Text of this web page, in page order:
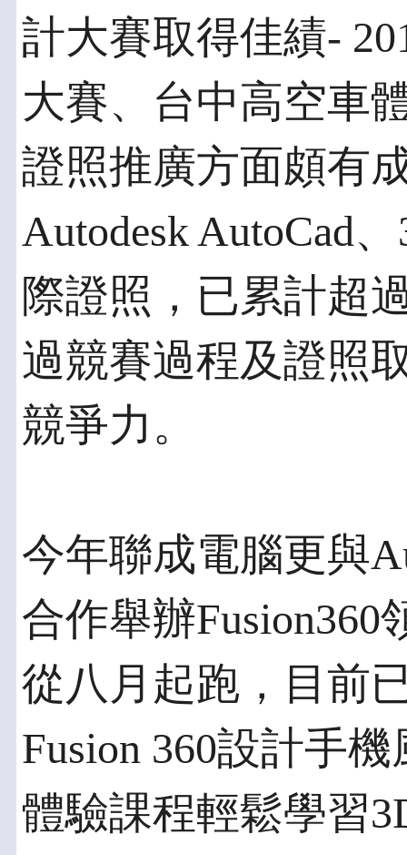
計大賽取得佳績-
大賽、台中高空車
證照推廣方面頗有
Autodesk AutoCad
際證照，已累計超
過競賽過程及證照
競爭力。
今年聯成電腦更與
合作舉辦
從八月起跑，目前
Fusion 360設計手
體驗課程輕鬆學習